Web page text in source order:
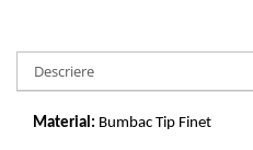
Descriere
Material: Bumbac Tip Finet